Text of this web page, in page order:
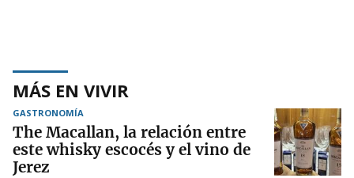
MÁS EN VIVIR
GASTRONOMÍA
The Macallan, la relación entre
este whisky escocés y el vino de
Jerez